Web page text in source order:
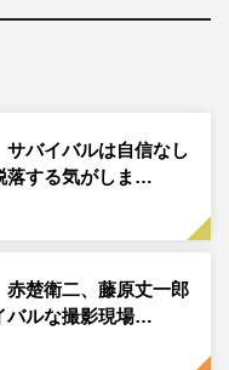
演を務める赤楚衛二©日本
マ『こっち向いてよ
曜 午後10時）でGP
決定。赤楚、原作者の
ーのコメントが到着し
で連載中の2022年
受賞した同名漫画を
サバイバルは自信なし
落する気がしま…
赤楚衛二、藤原丈一郎
バルな撮影現場…